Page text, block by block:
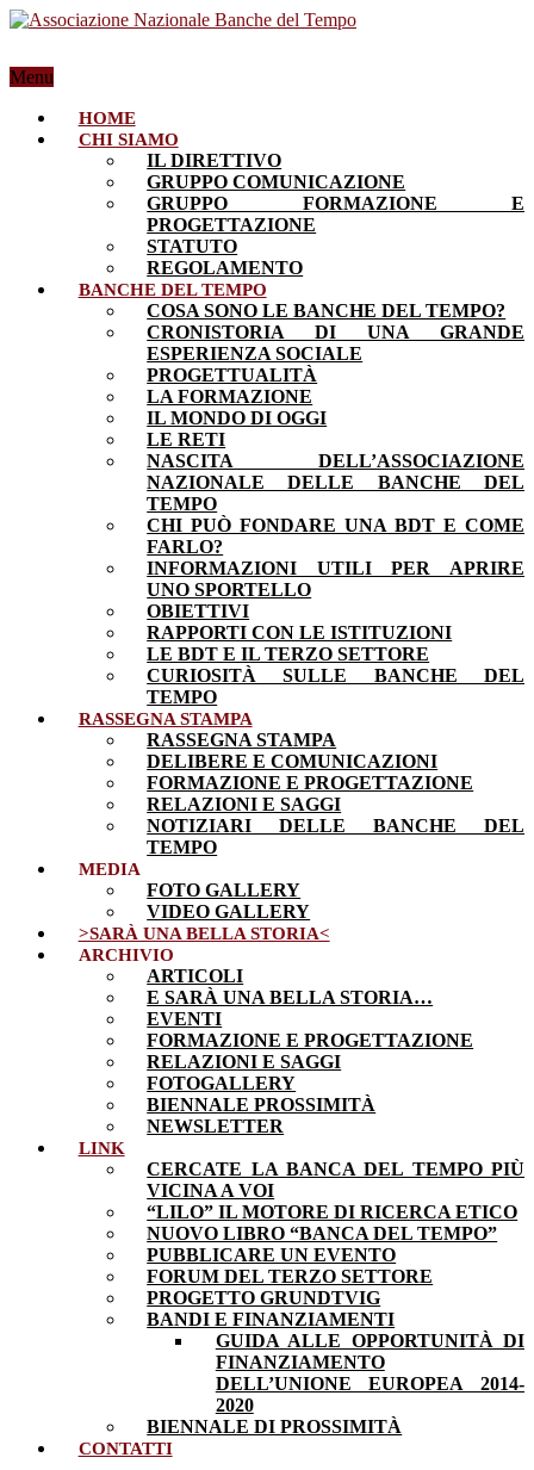
Menu
HOME
CHI SIAMO
IL DIRETTIVO
GRUPPO COMUNICAZIONE
GRUPPO FORMAZIONE E
PROGETTAZIONE
STATUTO
REGOLAMENTO
BANCHE DEL TEMPO
COSA SONO LE BANCHE DEL TEMPO?
CRONISTORIA DI UNA GRANDE
ESPERIENZA SOCIALE
PROGETTUALITÀ
LA FORMAZIONE
IL MONDO DI OGGI
LE RETI
NASCITA DELL’ASSOCIAZIONE
NAZIONALE DELLE BANCHE DEL
TEMPO
CHI PUÒ FONDARE UNA BDT E COME
FARLO?
INFORMAZIONI UTILI PER APRIRE
UNO SPORTELLO
OBIETTIVI
RAPPORTI CON LE ISTITUZIONI
LE BDT E IL TERZO SETTORE
CURIOSITÀ SULLE BANCHE DEL
TEMPO
RASSEGNA STAMPA
RASSEGNA STAMPA
DELIBERE E COMUNICAZIONI
FORMAZIONE E PROGETTAZIONE
RELAZIONI E SAGGI
NOTIZIARI DELLE BANCHE DEL
TEMPO
MEDIA
FOTO GALLERY
VIDEO GALLERY
>SARÀ UNA BELLA STORIA<
ARCHIVIO
ARTICOLI
E SARÀ UNA BELLA STORIA…
EVENTI
FORMAZIONE E PROGETTAZIONE
RELAZIONI E SAGGI
FOTOGALLERY
BIENNALE PROSSIMITÀ
NEWSLETTER
LINK
CERCATE LA BANCA DEL TEMPO PIÙ
VICINA A VOI
“LILO” IL MOTORE DI RICERCA ETICO
NUOVO LIBRO “BANCA DEL TEMPO”
PUBBLICARE UN EVENTO
FORUM DEL TERZO SETTORE
PROGETTO GRUNDTVIG
BANDI E FINANZIAMENTI
GUIDA ALLE OPPORTUNITÀ DI
FINANZIAMENTO
DELL’UNIONE EUROPEA 2014-
2020
BIENNALE DI PROSSIMITÀ
CONTATTI